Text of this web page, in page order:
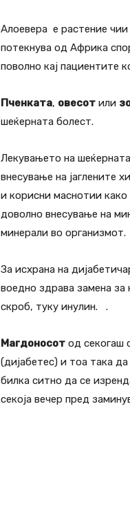
Алоевера е растение чии
потекнува од Африка
поволно кај пациентите
Пченката, овесот или
шеќерната болест.
Лекувањето на
внесување на јаглените
и корисни маснотии
доволно внесување на
минерали во организмот.
За исхрана на
воедно здрава замена
скроб, туку инулин. .
Магдоносот од секогаш
(дијабетес) и тоа така
билка ситно да се
секоја вечер пред